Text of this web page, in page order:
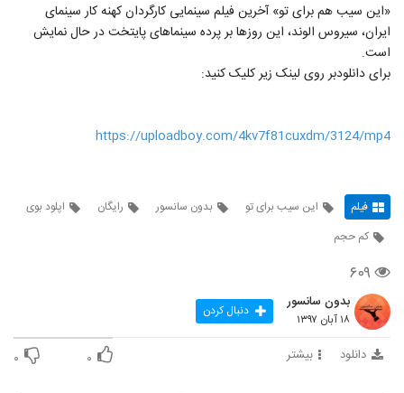
«این سیب هم برای تو» آخرین فیلم سینمایی کارگردان کهنه کار سینمای
ایران، سیروس الوند، این روزها بر پرده سینماهای پایتخت در حال نمایش
است.
برای دانلودبر روی لینک زیر کلیک کنید:
https://uploadboy.com/4kv7f81cuxdm/3124/mp4
فیلم این سیب برای تو بدون سانسور رایگان
اپلود بوی
کم حجم
۶۰۹
بدون سانسور
۱۸ آبان ۱۳۹۷ دنبال کردن
دانلود بیشتر ۰ ۰